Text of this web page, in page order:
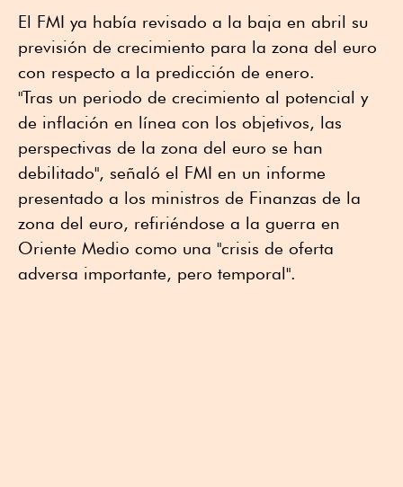
El FMI ya había revisado a la baja en abril su
previsión de crecimiento para la zona del euro
con respecto a la predicción de enero.
"Tras un periodo de crecimiento al potencial y
de inflación en línea con los objetivos, las
perspectivas de la zona del euro se han
debilitado", señaló el FMI en un informe
presentado a los ministros de Finanzas de la
zona del euro, refiriéndose a la guerra en
Oriente Medio como una "crisis de oferta
adversa importante, pero temporal".